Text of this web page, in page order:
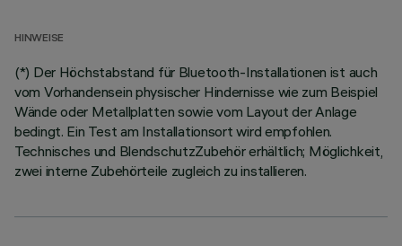
HINWEISE
(*) Der Höchstabstand für Bluetooth-Installationen ist auch
vom Vorhandensein physischer Hindernisse wie zum Beispiel
Wände oder Metallplatten sowie vom Layout der Anlage
bedingt. Ein Test am Installationsort wird empfohlen.
Technisches und BlendschutzZubehör erhältlich; Möglichkeit,
zwei interne Zubehörteile zugleich zu installieren.